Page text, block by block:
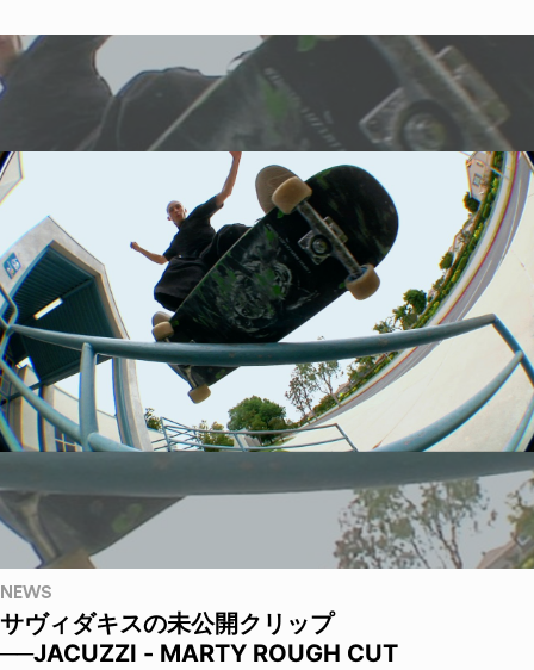
NEWS
サヴィダキスの未公開クリップ
──JACUZZI - MARTY ROUGH CUT